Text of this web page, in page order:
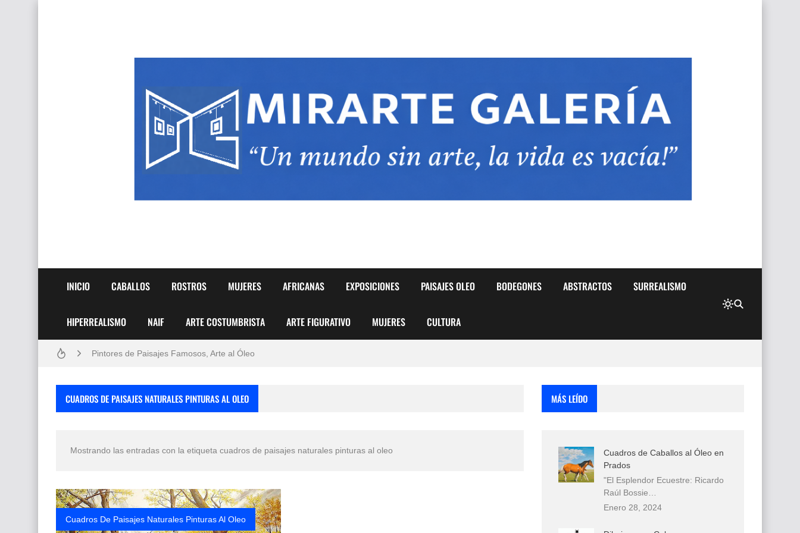
INICIO CABALLOS ROSTROS MUJERES AFRICANAS EXPOSICIONES PAISAJES OLEO BODEGONES ABSTRACTOS SURREALISMO
HIPERREALISMO NAIF ARTE COSTUMBRISTA ARTE FIGURATIVO MUJERES CULTURA
Frutas y Flores Para Colorear Imágenes
Pintores de Paisajes Famosos, Arte al Óleo
Rostros Bellos, La Perfección del Dibujo A Lápiz, Biryulina Vita
Fotos Artísticas de las Actrices de Hollywood Más Bellas del Mundo
CUADROS DE PAISAJES NATURALES PINTURAS AL OLEO
Mostrando las entradas con la etiqueta cuadros de paisajes naturales pinturas al oleo
Cuadros De Paisajes Naturales Pinturas Al Oleo
MÁS LEÍDO
Cuadros de Caballos al Óleo en
Prados
"El Esplendor Ecuestre: Ricardo
Raúl Bossie…
Enero 28, 2024